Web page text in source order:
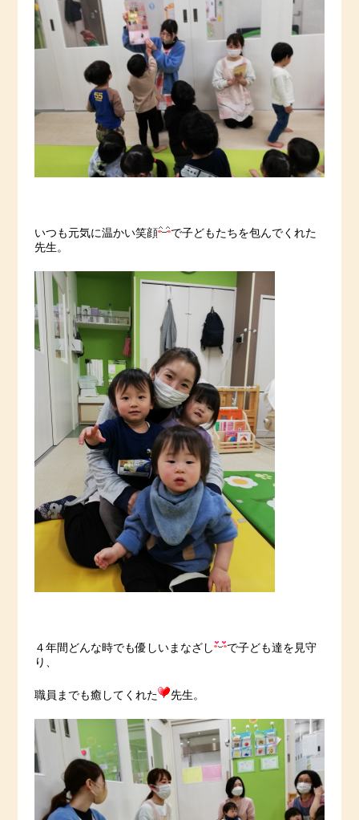
いつも元気に温かい笑顔
で子どもたちを包んでくれた
先生。
４年間どんな時でも優しいまなざし
で子ども達を見守
り、
職員までも癒してくれた 先生。